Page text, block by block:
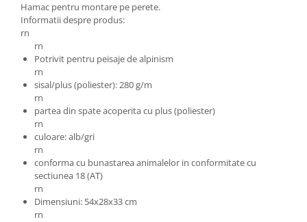
Hamac pentru montare pe perete.
Informatii despre produs:
rn
rn
Potrivit pentru peisaje de alpinism
rn
sisal/plus (poliester): 280 g/m
rn
partea din spate acoperita cu plus (poliester)
rn
culoare: alb/gri
rn
conforma cu bunastarea animalelor in conformitate cu
sectiunea 18 (AT)
rn
Dimensiuni: 54x28x33 cm
rn